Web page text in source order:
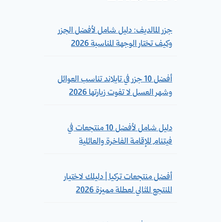
جزر المالديف: دليل شامل لأفضل الجزر
وكيف تختار الوجهة المناسبة 2026
أفضل 10 جزر في تايلاند تناسب العوائل
وشهر العسل لا تفوت زيارتها 2026
دليل شامل لأفضل 10 منتجعات في
فيتنام للإقامة الفاخرة والعائلية
أفضل منتجعات تركيا | دليلك لاختيار
المنتجع المثالي لعطلة مميزة 2026